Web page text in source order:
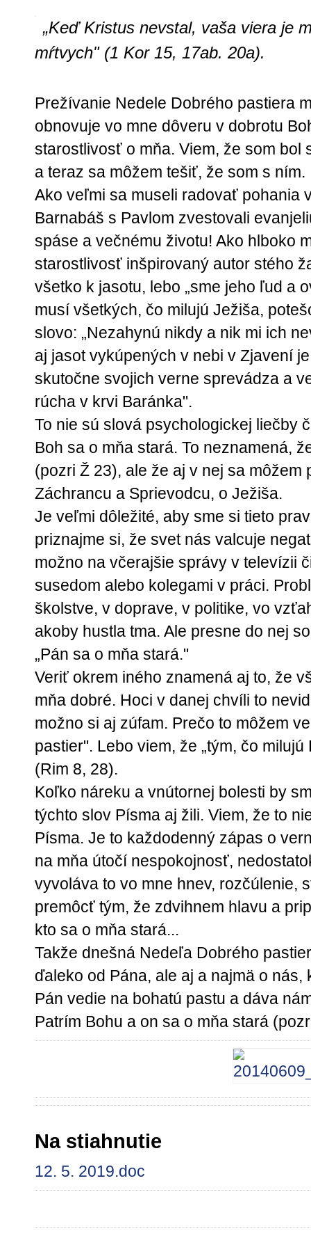
„Keď Kristus nevstal, vaša viera je
mŕtvych" (1 Kor 15, 17ab. 20a).
Prežívanie Nedele Dobrého pastiera
obnovuje vo mne dôveru v dobrotu
starostlivosť o mňa. Viem, že som bol
a teraz sa môžem tešiť, že som s ním.
Ako veľmi sa museli radovať pohania
Barnabáš s Pavlom zvestovali
spáse a večnému životu! Ako hlboko
starostlivosť inšpirovaný autor stého
všetko k jasotu, lebo „sme jeho ľud a
musí všetkých, čo milujú Ježiša,
slovo: „Nezahynú nikdy a nik mi ich
aj jasot vykúpených v nebi v Zjavení
skutočne svojich verne sprevádza a
rúcha v krvi Baránka".
To nie sú slová psychologickej liečby
Boh sa o mňa stará. To neznamená,
(pozri Ž 23), ale že aj v nej sa môžem
Záchrancu a Sprievodcu, o Ježiša.
Je veľmi dôležité, aby sme si tieto
priznajme si, že svet nás valcuje
možno na včerajšie správy v televízii
susedom alebo kolegami v práci.
školstve, v doprave, v politike, vo
akoby hustla tma. Ale presne do nej
„Pán sa o mňa stará."
Veriť okrem iného znamená aj to, že
mňa dobré. Hoci v danej chvíli to
možno si aj zúfam. Prečo to môžem
pastier". Lebo viem, že „tým, čo
(Rim 8, 28).
Koľko náreku a vnútornej bolesti by
týchto slov Písma aj žili. Viem, že to
Písma. Je to každodenný zápas o
na mňa útočí nespokojnosť,
vyvoláva to vo mne hnev, rozčúlenie,
premôcť tým, že zdvihnem hlavu a
kto sa o mňa stará...
Takže dnešná Nedeľa Dobrého
ďaleko od Pána, ale aj a najmä o nás,
Pán vedie na bohatú pastu a dáva
Patrím Bohu a on sa o mňa stará
Na stiahnutie
12. 5. 2019.doc